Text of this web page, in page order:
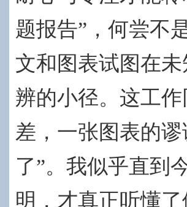
题报告”，何尝不
文和图表试图在
辨的小径。这工
差，一张图表的
了”。我似乎直到
明，才真正听懂